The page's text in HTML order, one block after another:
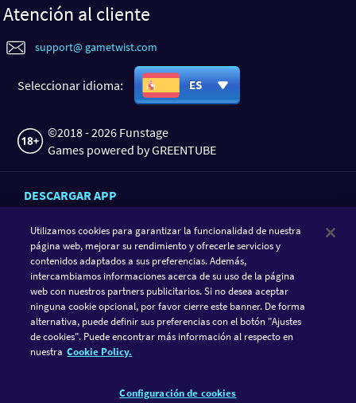
Atención al cliente
support@ gametwist.com
Seleccionar idioma: ES
©2018 - 2026 Funstage
Games powered by GREENTUBE
DESCARGAR APP
SIGUE A GAMETWIST
Utilizamos cookies para garantizar la funcionalidad de nuestra
página web, mejorar su rendimiento y ofrecerle servicios y
contenidos adaptados a sus preferencias. Además,
intercambiamos informaciones acerca de su uso de la página
web con nuestros partners publicitarios. Si no desea aceptar
ninguna cookie opcional, por favor cierre este banner. De forma
alternativa, puede definir sus preferencias con el botón "Ajustes
de cookies". Puede encontrar más información al respecto en
nuestra Cookie Policy.
Configuración de cookies